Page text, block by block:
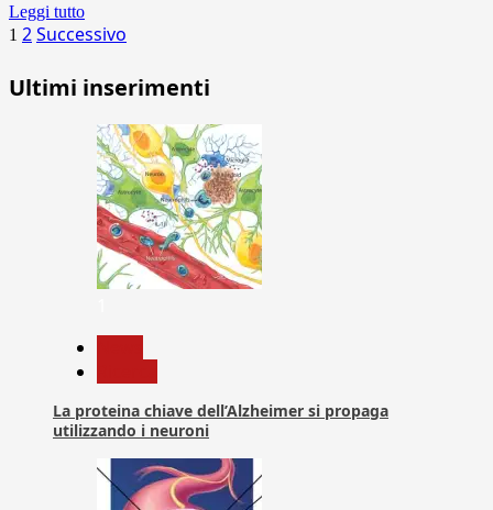
Leggi tutto
Paginazione
degli
articoli
1 2Successivo
Ultimi inserimenti
La proteina chiave dell’Alzheimer si propaga
utilizzando i neuroni